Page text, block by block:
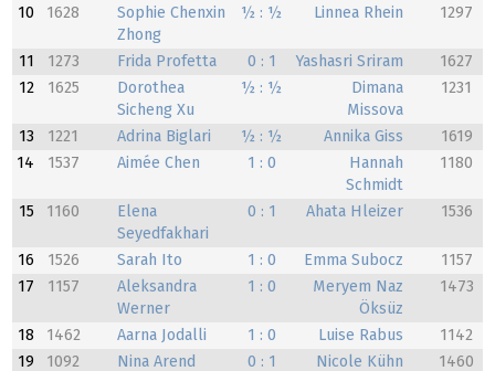
10
1628
Sophie Chenxin
Zhong
½ : ½ Linnea Rhein 1297
11 1273 Frida Profetta 0 : 1 Yashasri Sriram
1627
12
1625
Dorothea
Sicheng Xu
½ : ½
Dimana
Missova
1231
13 1221 Adrina Biglari ½ : ½ Annika Giss
1619
14
1537 Aimée Chen 1 : 0
Hannah
Schmidt
1180
15 1160
Elena
Seyedfakhari
0 : 1 Ahata Hleizer 1536
16 1526 Sarah Ito 1 : 0 Emma Subocz
1157
17
1157
Aleksandra
Werner
1 : 0
Meryem Naz
Öksüz
1473
18 1462 Aarna Jodalli 1 : 0 Luise Rabus
1142
19
1092 Nina Arend 0 : 1 Nicole Kühn
1460